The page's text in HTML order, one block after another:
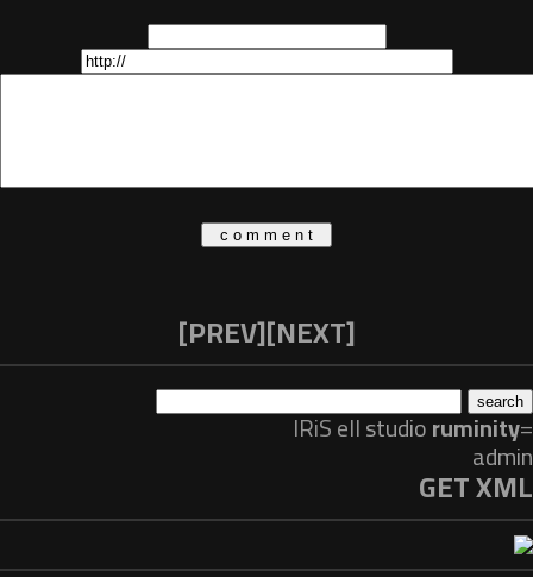
[PREV][NEXT]
IRiS ellstudioruminity=
admin
GET XML